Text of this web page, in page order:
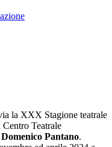
la XXX Stagione teatrale
Teatrale
Domenico Pantano.